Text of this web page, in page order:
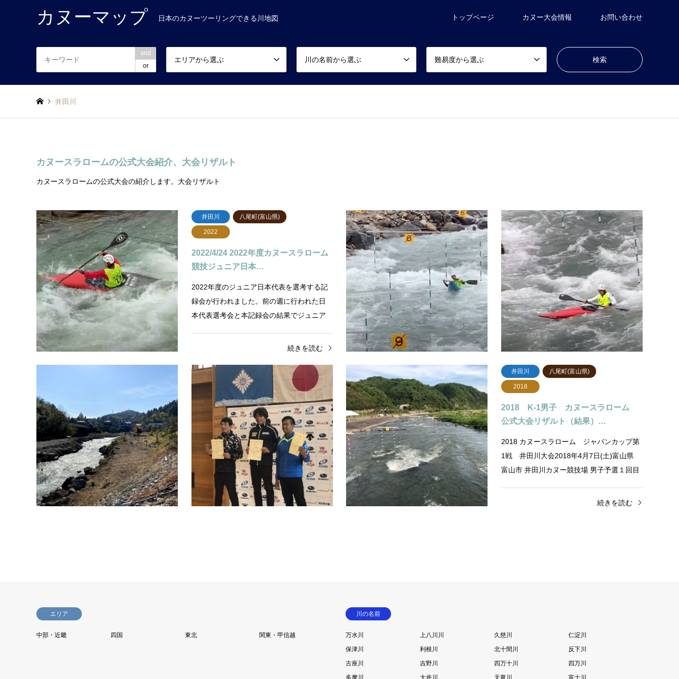
カヌーマップ 日本のカヌーツーリングできる川地図 トップページ カヌー大会情報 お問い合わせ
and
or
エリアから選ぶ 川の名前から選ぶ 難易度から選ぶ
井田川
カヌースラロームの公式大会紹介、大会リザルト
カヌースラロームの公式大会の紹介します。大会リザルト
井田川 八尾町(富山県)
2022
2022/4/24 2022年度カヌースラローム
競技ジュニア日本…
2022年度のジュニア日本代表を選考する記
録会が行われました。前の週に行われた日
本代表選考会と本記録会の結果でジュニア
続きを読む
井田川 八尾町(富山県)
2021
2021/5/2 カヌースラローム日本代表選
手選考会（シニア）予…
前日のジャパンカップ第1戦に引き続きシニ
アの日本代表選考会が行われました。JCの
決勝進出者＋成績上位者が本大会に参加で
きます。出場条件は以下の通りMK1…
続きを読む
井田川 八尾町(富山県)
2020/11/15 34回井田川大会 カヌー
スラローム
日時：2020/11/15場所：富山県富山市八尾
町 井田川 特設 カヌー競技場2020年は
富山のジャパンカップが中止になりまし
た。その代わりではないですが、同じ…
続きを読む
井田川
2019
2019年カヌースラロームジャパンカッ
プ第1戦 富山県井田川
2019カヌースラロームジャパンカップ キ
ョクヨーシリーズ 第1戦4月6日(土)・4月7
日(日)富山県 富山市 井田川カヌー競技場カ
ヌースラジャパンカップ第1戦が…
続きを読む
井田川 八尾町(富山県)
2018
2018 K-1男子 カヌースラローム
公式大会リザルト（結果）…
2018 カヌースラローム ジャパンカップ第
1戦 井田川大会2018年4月7日(土)富山県
富山市 井田川カヌー競技場 男子予選１回目
続きを読む
エリア
中部・近畿 四国 東北 関東・甲信越
川の名前
万水川 上八川川 久慈川
仁淀川
保津川
利根川 北十間川
反下川
古座川
吉野川 四万十川
四万川
多摩川
大井川 天竜川 富士川